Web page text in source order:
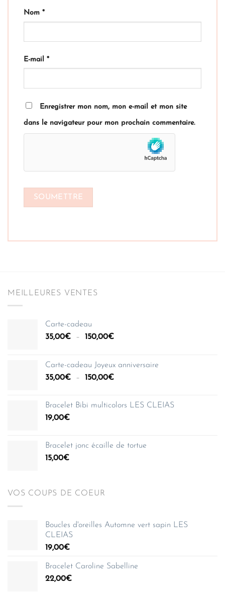
Nom *
E-mail *
Enregistrer mon nom, mon e-mail et mon site
dans le navigateur pour mon prochain commentaire.
MEILLEURES VENTES
Carte-cadeau
35,00€ – 150,00€Plage
35,00€
à
Carte-cadeau Joyeux anniversaire
35,00€ – 150,00€Plage
35,00€
Bracelet Bibi multicolors LES CLEIAS
19,00€
Bracelet jonc écaille de tortue
15,00€
VOS COUPS DE COEUR
Boucles d'oreilles Automne vert sapin LES
CLEIAS
19,00€
Bracelet Caroline Sabelline
22,00€